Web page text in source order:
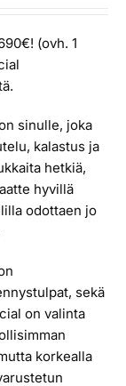
€.
(ovh. 1
sinulle, joka
kalastus ja
hetkiä,
hyvillä
odottaen jo
sekä
on valinta
korkealla